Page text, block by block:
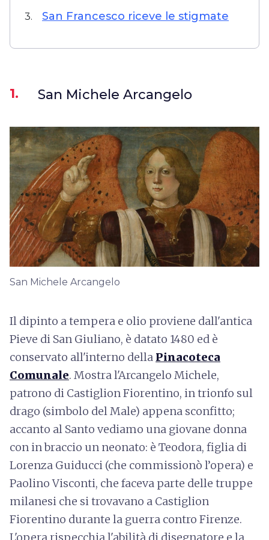
3. San Francesco riceve le stigmate
1. San Michele Arcangelo
San Michele Arcangelo
Il dipinto a tempera e olio proviene dall'antica
Pieve di San Giuliano, è datato 1480 ed è
conservato all'interno della Pinacoteca
Comunale. Mostra l'Arcangelo Michele,
patrono di Castiglion Fiorentino, in trionfo sul
drago (simbolo del Male) appena sconfitto;
accanto al Santo vediamo una giovane donna
con in braccio un neonato: è Teodora, figlia di
Lorenza Guiducci (che commissionò l’opera) e
Paolino Visconti, che faceva parte delle truppe
milanesi che si trovavano a Castiglion
Fiorentino durante la guerra contro Firenze.